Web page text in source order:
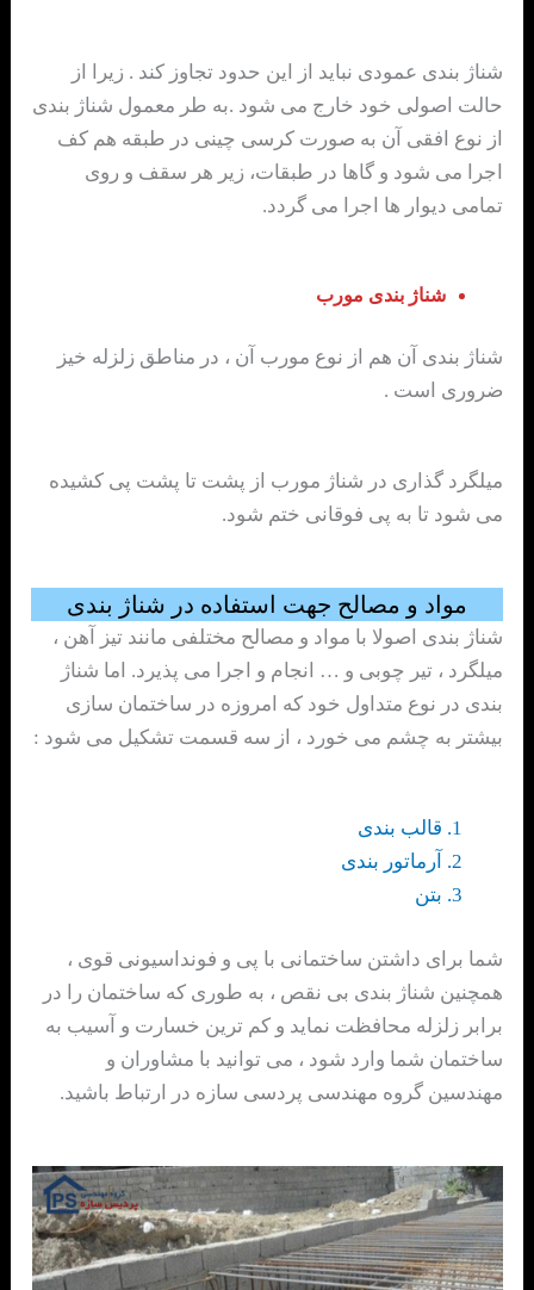
شناژ بندی عمودی نباید از این حدود تجاوز کند . زیرا از
حالت اصولی خود خارج می شود .به طر معمول شناژ بندی
از نوع افقی آن به صورت کرسی چینی در طبقه هم کف
اجرا می شود و گاها در طبقات، زیر هر سقف و روی
تمامی دیوار ها اجرا می گردد.
شناژ بندی مورب
شناژ بندی آن هم از نوع مورب آن ، در مناطق زلزله خیز
ضروری است .
میلگرد گذاری در شناژ مورب از پشت تا پشت پی کشیده
می شود تا به پی فوقانی ختم شود.
مواد و مصالح جهت استفاده در شناژ بندی
شناژ بندی اصولا با مواد و مصالح مختلفی مانند تیز آهن ،
میلگرد ، تیر چوبی و … انجام و اجرا می پذیرد. اما شناژ
بندی در نوع متداول خود که امروزه در ساختمان سازی
بیشتر به چشم می خورد ، از سه قسمت تشکیل می شود :
قالب بندی
آرماتور بندی
بتن
شما برای داشتن ساختمانی با پی و فونداسیونی قوی ،
همچنین شناژ بندی بی نقص ، به طوری که ساختمان را در
برابر زلزله محافظت نماید و کم ترین خسارت و آسیب به
ساختمان شما وارد شود ، می توانید با مشاوران و
مهندسین گروه مهندسی پردسی سازه در ارتباط باشید.